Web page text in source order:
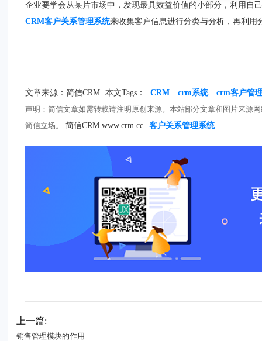
企业要学会从某片市场中，发现最具效益价值的小部分，利用自
CRM客户关系管理系统来收集客户信息进行分类与分析，再利
文章来源：简信CRM 本文Tags： CRM crm系统
crm客户管
声明：简信文章如需转载请注明原创来源。本站部分文章和图片来源
简信立场。
简信CRM www.crm.cc 客户关系管理系统
上一篇:
销售管理模块的作用